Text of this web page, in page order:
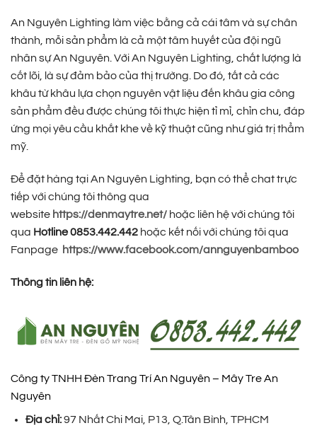
An Nguyên Lighting làm việc bằng cả cái tâm và sự chân
thành, mỗi sản phẩm là cả một tâm huyết của đội ngũ
nhân sự An Nguyên. Với An Nguyên Lighting, chất lượng là
cốt lõi, là sự đảm bảo của thị trường. Do đó, tất cả các
khâu từ khâu lựa chọn nguyên vật liệu đến khâu gia công
sản phẩm đều được chúng tôi thực hiện tỉ mỉ, chỉn chu, đáp
ứng mọi yêu cầu khắt khe về kỹ thuật cũng như giá trị thẩm
mỹ.
Để đặt hàng tại An Nguyên Lighting, bạn có thể chat trực
tiếp với chúng tôi thông qua
website https://denmaytre.net/ hoặc liên hệ với chúng tôi
qua Hotline 0853.442.442 hoặc kết nối với chúng tôi qua
Fanpage https://www.facebook.com/annguyenbamboo
Thông tin liên hệ:
Công ty TNHH Đèn Trang Trí An Nguyên – Mây Tre An
Nguyên
Địa chỉ:97 Nhất Chi Mai, P13, Q.Tân Bình, TPHCM